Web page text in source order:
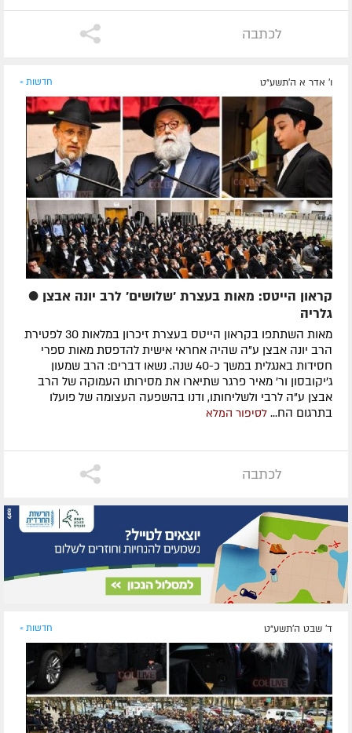
לכתבה
ו' אדר א ה׳תשע״ט חדשות »
קראון הייטס: מאות בעצרת 'שלושים' לרב יונה אבצן ●
גלריה
מאות השתתפו בקראון הייטס בעצרת זיכרון במלאות 30 לפטירת
הרב יונה אבצן ע"ה שהיה אחראי אישית להדפסת מאות ספרי
חסידות באנגלית במשך כ-40 שנה. נשאו דברים: הרב שמעון
ג'יקובסון ור' מאיר פרגר שתיארו את מסירותו העמוקה של הרב
אבצן ע"ה לרבי ולשליחותו, ודנו בהשפעה העצומה של פועלו
בתרגום הח... לסיפור המלא
לכתבה
ד' שבט ה׳תשע״ט חדשות »